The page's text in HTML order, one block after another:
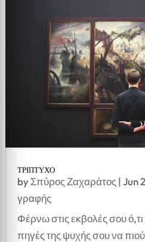
ΤΡΙΠΤΥΧΟ
byΣπύρος Ζαχαράτος |Jun
γραφής
Φέρνω στις εκβολές σου
πηγές της ψυχής σου να